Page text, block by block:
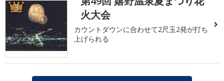
3
火大会
カウントダウンに合わせて2尺玉2発が打ち
上げられる